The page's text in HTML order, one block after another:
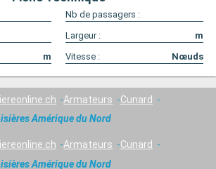
Nb de passagers :
Largeur :
m
m Vitesse : Nœuds
Armateurs
Cunard
Amérique du Nord
Armateurs
Cunard
Amérique du Nord